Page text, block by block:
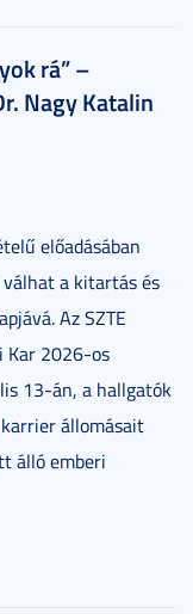
rá” –
Nagy Katalin
előadásában
a kitartás és
Az SZTE
Kar 2026-os
13-án, a hallgatók
állomásait
álló emberi